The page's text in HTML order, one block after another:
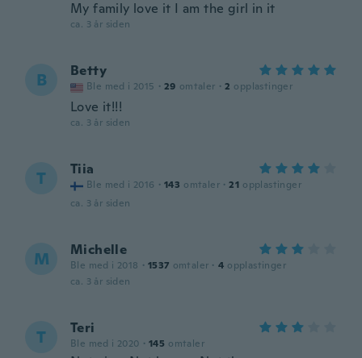
My family love it I am the girl in it
ca. 3 år siden
B Betty
Ble med i 2015 · 29 omtaler · 2 opplastinger
Love it!!!
ca. 3 år siden
T Tiia
Ble med i 2016 · 143 omtaler · 21 opplastinger
ca. 3 år siden
M Michelle
Ble med i 2018 · 1537 omtaler · 4 opplastinger
ca. 3 år siden
T Teri
Ble med i 2020 · 145 omtaler